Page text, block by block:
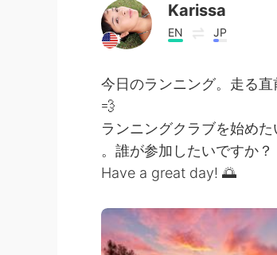
Karissa
EN JP
今日のランニング。走る
💨
ランニングクラブを始めた
。誰が参加したいですか
Have a great day! 🌅